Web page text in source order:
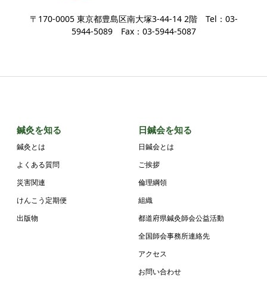
〒170-0005 東京都豊島区南大塚3-44-14 2階 Tel：03-
5944-5089 Fax：03-5944-5087
鍼灸を知る
鍼灸とは
よくある質問
災害関連
けんこう定期便
出版物
日鍼会を知る
日鍼会とは
ご挨拶
倫理綱領
組織
都道府県鍼灸師会公益活動
全国師会事務所連絡先
アクセス
お問い合わせ